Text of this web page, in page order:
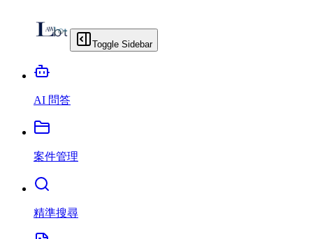
Toggle Sidebar
AI 問答
案件管理
精準搜尋